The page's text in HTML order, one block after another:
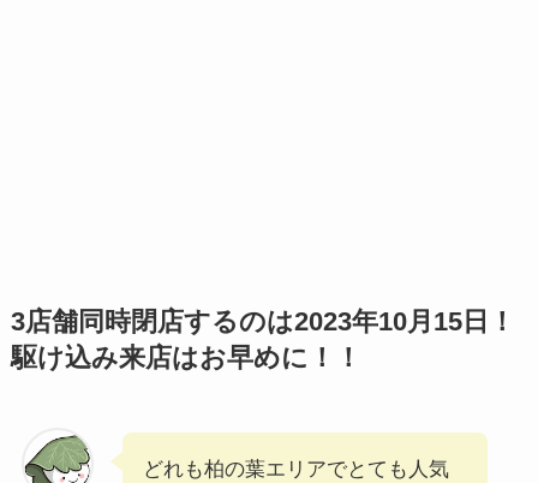
3店舗同時閉店するのは2023年10月15日！
駆け込み来店はお早めに！！
どれも柏の葉エリアでとても人気